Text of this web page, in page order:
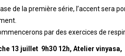
de la première série, l’accent sera
par des exercices de
13 juillet 9h30 12h, Atelier